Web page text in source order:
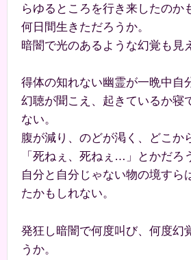
らゆるところを行き来したのか
何日間生きただろうか。
暗闇で光のあるような幻覚も見
得体の知れない幽霊が一晩中自
幻聴が聞こえ、起きているか寝
ない。
腹が減り、のどが渇く、どこか
「死ねぇ、死ねぇ…」とかだろ
自分と自分じゃない物の境すら
たかもしれない。
発狂し暗闇で何度叫び、何度幻
うか。